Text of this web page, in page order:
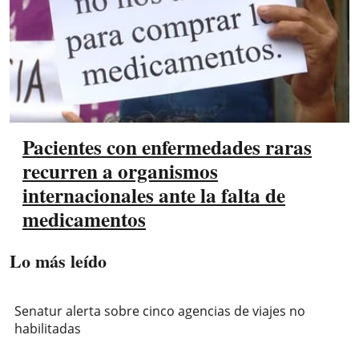
Pacientes con enfermedades raras
recurren a organismos
internacionales ante la falta de
medicamentos
Lo más leído
Senatur alerta sobre cinco agencias de viajes no
habilitadas